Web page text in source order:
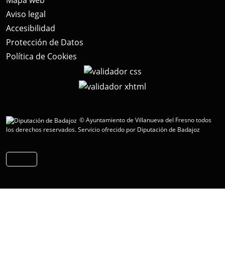
Aviso legal
Accesibilidad
Protección de Datos
Política de Cookies
© Ayuntamiento de Villanueva del Fresno todos
los derechos reservados.Servicio ofrecido por Diputación de Badajoz